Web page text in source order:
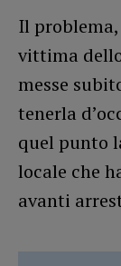
Il
vittima
messe
tenerla
quel punto
locale che
avanti